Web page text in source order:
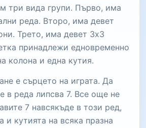
три вида групи. Първо, има
реда. Второ, има девет
Трето, има девет 3x3
принадлежи едновременно
колона и една кутия.
е сърцето на играта. Да
в реда липсва 7. Все още не
7 навсякъде в този ред,
и кутията на всяка празна